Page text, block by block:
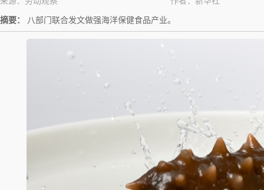
摘要： 八部门联合发文做强海洋保健食品产业。